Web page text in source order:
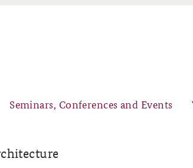
Seminars, Conferences and Events